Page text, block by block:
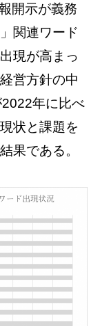
開示が義務
関連ワード
現が高まっ
営方針の中
年に比べ
状と課題を
果である。